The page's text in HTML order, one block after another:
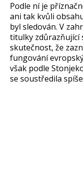
Podle ní je
ani tak kvůli
byl sledován. V
titulky zdůrazňující
skutečnost, že
fungování
však podle
se soustředila